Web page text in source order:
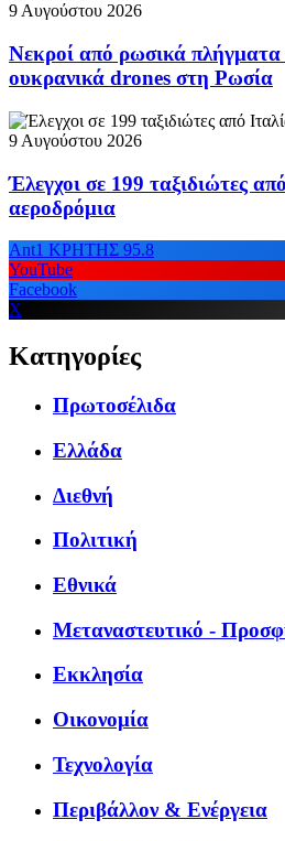
9 Αυγούστου 2026
Νεκροί από ρωσικά
ουκρανικά drones στη Ρωσία
9 Αυγούστου 2026
Έλεγχοι σε 199 ταξιδιώτες
αεροδρόμια
Ant1 ΚΡΗΤΗΣ 95.8
YouTube
Facebook
X
Κατηγορίες
Πρωτοσέλιδα
Ελλάδα
Διεθνή
Πολιτική
Εθνικά
Μεταναστευτικό -
Εκκλησία
Οικονομία
Τεχνολογία
Περιβάλλον & Ενέργεια